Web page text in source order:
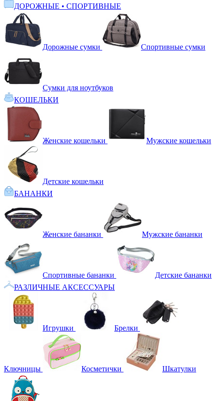
ДОРОЖНЫЕ • СПОРТИВНЫЕ
Дорожные сумки Спортивные сумки
Сумки для ноутбуков
КОШЕЛЬКИ
Женские кошельки Мужские кошельки
Детские кошельки
БАНАНКИ
Женские бананки Мужские бананки
Спортивные бананки
Детские бананки
РАЗЛИЧНЫЕ АКСЕССУАРЫ
Игрушки Брелки
Ключницы Косметички Шкатулки